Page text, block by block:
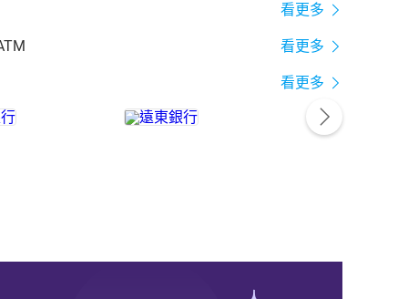
看更多
看更多
看更多